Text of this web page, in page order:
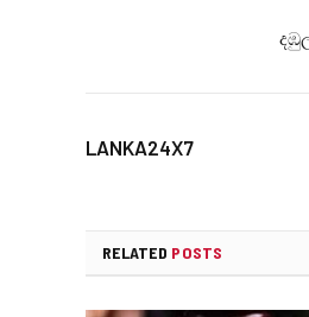
LANKA24X7
RELATED POSTS